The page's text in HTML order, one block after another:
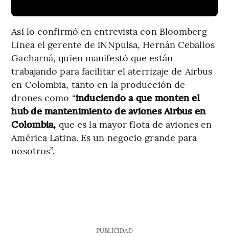
Así lo confirmó en entrevista con Bloomberg
Línea el gerente de iNNpulsa, Hernán Ceballos
Gacharná, quien manifestó que están
trabajando para facilitar el aterrizaje de Airbus
en Colombia, tanto en la producción de
drones como “induciendo a que monten el
hub de mantenimiento de aviones Airbus en
Colombia, que es la mayor flota de aviones en
América Latina. Es un negocio grande para
nosotros”.
PUBLICIDAD